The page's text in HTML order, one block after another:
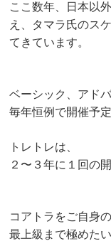
ここ数年、日本以
え、 タマラ氏のス
てきています。
ベーシック、アド
毎年恒例で開催予定
トレトレは、
２〜３年に１回の
コアトラをご自身
最上級まで極めた